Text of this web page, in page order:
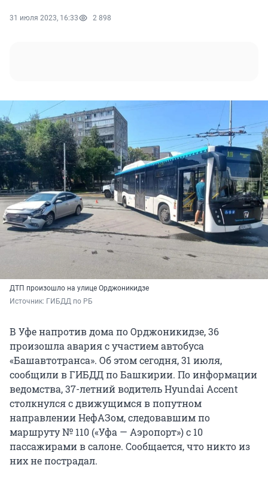
31 июля 2023, 16:33 2 898
ДТП произошло на улице Орджоникидзе
Источник: ГИБДД по РБ
В Уфе напротив дома по Орджоникидзе, 36
произошла авария с участием автобуса
«Башавтотранса». Об этом сегодня, 31 июля,
сообщили в ГИБДД по Башкирии. По информации
ведомства, 37-летний водитель Hyundai Accent
столкнулся с движущимся в попутном
направлении НефАЗом, следовавшим по
маршруту № 110 («Уфа — Аэропорт») с 10
пассажирами в салоне. Сообщается, что никто из
них не пострадал.